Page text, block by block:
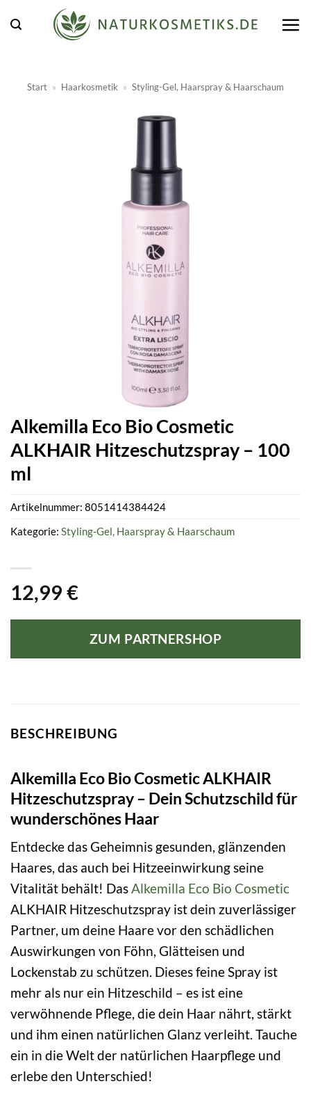
Inhalt
Start » Haarkosmetik » Styling-Gel, Haarspray & Haarschaum
Alkemilla Eco Bio Cosmetic
ALKHAIR Hitzeschutzspray – 100
ml
12,99 €
ZUM PARTNERSHOP
Artikelnummer: 8051414384424
Kategorie: Styling-Gel, Haarspray & Haarschaum
BESCHREIBUNG
Alkemilla Eco Bio Cosmetic ALKHAIR
Hitzeschutzspray – Dein Schutzschild für
wunderschönes Haar
Entdecke das Geheimnis gesunden, glänzenden
Haares, das auch bei Hitzeeinwirkung seine
Vitalität behält! DasAlkemilla Eco Bio Cosmetic
ALKHAIR Hitzeschutzspray ist dein zuverlässiger
Partner, um deine Haare vor den schädlichen
Auswirkungen von Föhn, Glätteisen und
Lockenstab zu schützen. Dieses feine Spray ist
mehr als nur ein Hitzeschild – es ist eine
verwöhnende Pflege, die dein Haar nährt, stärkt
und ihm einen natürlichen Glanz verleiht. Tauche
ein in die Welt der natürlichen Haarpflege und
erlebe den Unterschied!